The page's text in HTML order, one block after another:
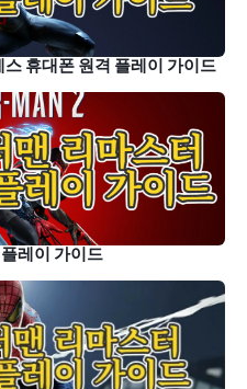
휴대폰 원격 플레이 가이드
레이 가이드